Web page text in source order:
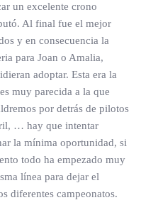
un excelente crono
Al final fue el mejor
y en consecuencia la
para Joan o Amalia,
adoptar. Esta era la
muy parecida a la que
por detrás de pilotos
… hay que intentar
la mínima oportunidad, si
todo ha empezado muy
línea para dejar el
diferentes campeonatos.